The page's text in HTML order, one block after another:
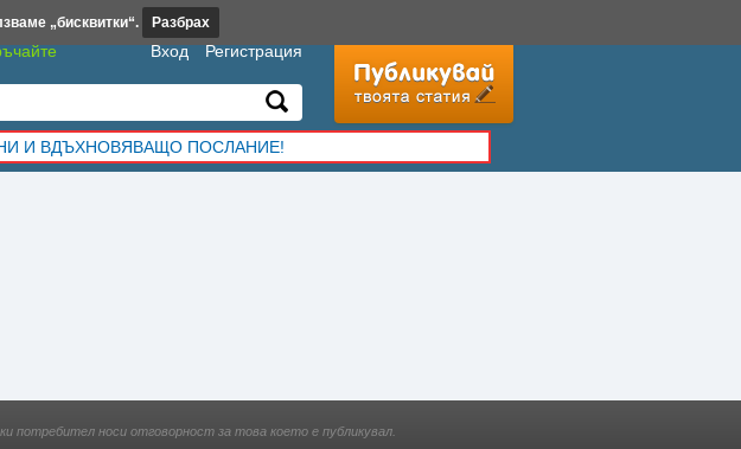
Вход Регистрация
И ВДЪХНОВЯВАЩО ПОСЛАНИЕ!
потребител носи отговорност за това което е публикувал.
„бисквитки“. Разбрах